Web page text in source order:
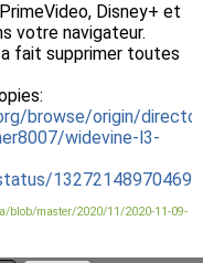
Disney+ et
votre navigateur.
fait supprimer toutes
browse/origin/
widevine-l3-
blob/master/2020/11/2020-11-09-